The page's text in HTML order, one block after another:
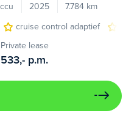
2025
7.784 km
cruise control adaptief
Private lease
533,- p.m.